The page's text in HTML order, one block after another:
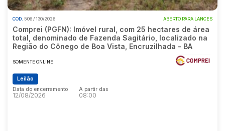
COD. 506 / 130/2026 ABERTO PARA LANCES
Comprei (PGFN): Imóvel rural, com 25 hectares de área
total, denominado de Fazenda Sagitário, localizado na
Região do Cônego de Boa Vista, Encruzilhada - BA
SOMENTE ONLINE
Leilão
Data do encerramento
12/08/2026
A partir das
08:00